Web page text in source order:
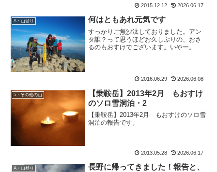
もともとぐうたら体質です...
2015.12.12 2026.06.17
A・山登り 何はともあれ元気です
すっかりご無沙汰しておりました。アン
タ誰？って思うほどお久しぶりの、おさ
るのもおすけでございます。いやー。セ
は、いつも仲良しのHさん...
2016.06.29 2026.06.08
5・その他の山
【乗鞍岳】2013年2月 もおすけ
のソロ雪洞泊・2
【乗鞍岳】2013年2月 もおすけのソロ雪
洞泊の報告です。
2013.05.28 2026.06.17
A・山登り
長野に帰ってきました！報告と、